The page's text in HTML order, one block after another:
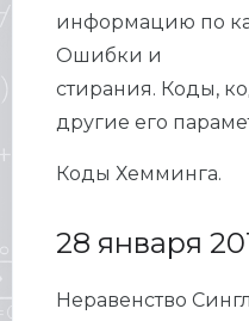
информацию по
Ошибки и
стирания. Коды,
другие его
Коды Хемминга.
28 января
Неравенство